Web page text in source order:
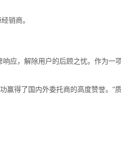
销商。
应，解除用户的后顾之忧。作为
得了国内外委托商的高度赞誉。"